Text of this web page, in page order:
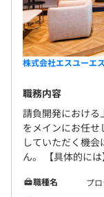
株式会社エスユーエス
職務内容
請負開発における
をメインにお任せ
していただく機
ん。 【具体的には
職種名
プ